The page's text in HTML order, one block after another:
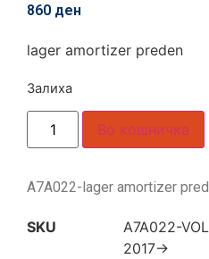
860 ден
lager amortizer preden
Залиха
Во кошничка
A7A022-lager amortizer
SKU
A7A022-
2017->